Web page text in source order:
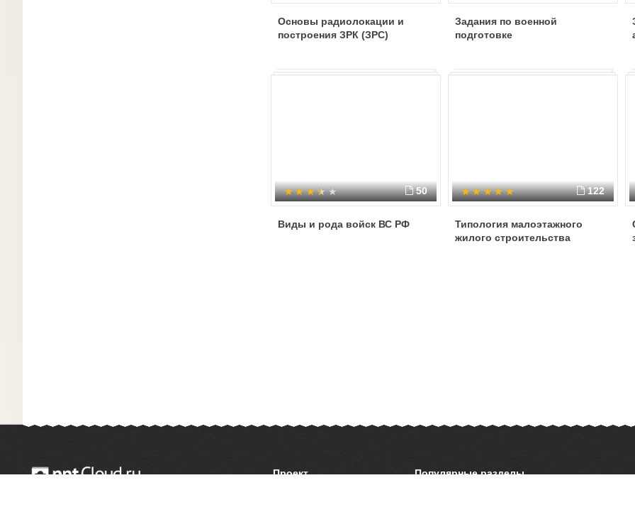
Основы радиолокации и
построения ЗРК (ЗРС)
Задания по военной
подготовке
50
Виды и рода войск ВС РФ
122
Типология малоэтажного
жилого строительства
Проект
Популярные разделы